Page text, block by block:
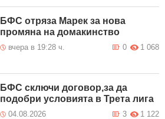
БФС отряза Марек за нова
промяна на домакинство
вчера в 19:28 ч. 1 068
0
БФС сключи договор,за да
подобри условията в Трета лига
04.08.2026 1 122
3